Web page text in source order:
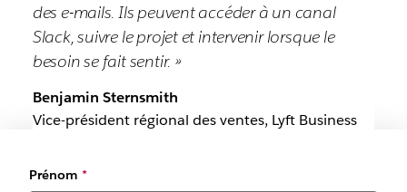
des e-mails. Ils peuvent accéder à un canal
Slack, suivre le projet et intervenir lorsque le
besoin se fait sentir. »
Benjamin Sternsmith
Vice-président régional des ventes, Lyft Business
Prénom *